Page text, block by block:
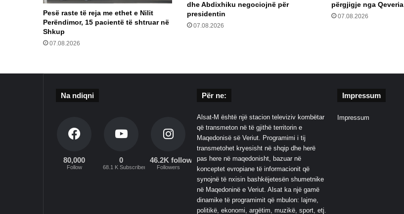
Pesë raste të reja me ethet e Nilit
Perëndimor, 15 pacientë të shtruar në
Shkup
07.08.2026
dhe Abdixhiku negociojnë për
presidentin
07.08.2026
përgjigje nga Qeveria
07.08.2026
Na ndiqni
80,000
Follow
0
68.1 K Subscribers
46.2K followers
Followers
Për ne:
Alsat-M është një stacion televiziv kombëtar
që transmeton në të gjithë territorin e
Maqedonisë së Veriut. Programimi i tij
transmetohet kryesisht në shqip dhe herë
pas here në maqedonisht, bazuar në
konceptet evropiane të informacionit që
synojnë të nxisin bashkëjetesën shumetnike
në Maqedoninë e Veriut. Alsat ka një gamë
dinamike të programimit që mbulon: lajme,
politikë, ekonomi, argëtim, muzikë, sport, etj.
Impressum
Impressum